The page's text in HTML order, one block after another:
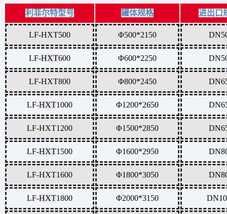
利菲尔特型号 罐体规格 进出口
LF-HXT500 Φ500*2150
LF-HXT600 Φ600*2250
LF-HXT800 Φ800*2450
LF-HXT1000 Φ1200*2650
LF-HXT1200 Φ1500*2850
LF-HXT1500 Φ1600*2950
LF-HXT1600 Φ1800*3050
LF-HXT1800 Φ2000*3150